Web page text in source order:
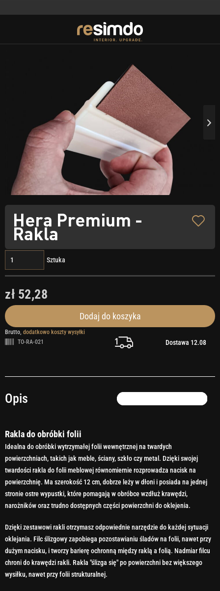
Hera Premium -
Rakla
Sztuka
zł 52,28
Dodaj do koszyka
Brutto, dodatkowo koszty wysyłki
TO-RA-021
Dostawa 12.08
Opis
Rakla do obróbki folii
Idealna do obróbki wytrzymałej folii wewnętrznej na twardych
powierzchniach, takich jak meble, ściany, szkło czy metal. Dzięki swojej
twardości rakla do folii meblowej równomiernie rozprowadza nacisk na
powierzchnię. Ma szerokość 12 cm, dobrze leży w dłoni i posiada na jednej
stronie ostre wypustki, które pomagają w obróbce wzdłuż krawędzi,
narożników oraz trudno dostępnych części powierzchni do oklejenia.
Dzięki zestawowi rakli otrzymasz odpowiednie narzędzie do każdej sytuacji
oklejania. Filc ślizgowy zapobiega pozostawianiu śladów na folii, nawet przy
dużym nacisku, i tworzy barierę ochronną między raklą a folią. Nadmiar filcu
chroni do krawędzi rakli. Rakla "ślizga się" po powierzchni bez większego
wysiłku, nawet przy folii strukturalnej.